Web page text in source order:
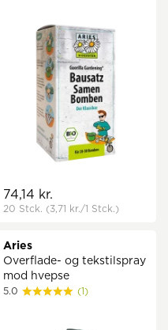
74,14 kr.
20 Stck. (3,71 kr./1 Stck.)
Aries
Overflade- og tekstilspray
mod hvepse
5.0 (1)